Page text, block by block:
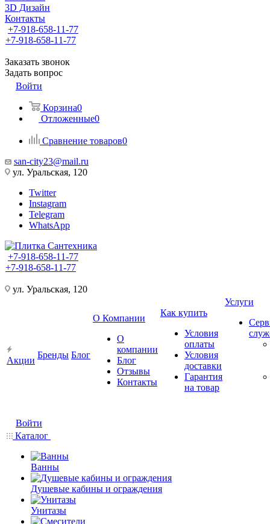
3D Дизайн
Контакты
+7-918-658-11-77
+7-918-658-11-77
Заказать звонок
Задать вопрос
Войти
Корзина0
Отложенные0
Сравнение товаров0
san-city23@mail.ru
ул. Уральская, 120
Twitter
Instagram
Telegram
WhatsApp
+7-918-658-11-77
+7-918-658-11-77
ул. Уральская, 120
Акции
Бренды Блог
О Компании
О
компании
Блог
Отзывы
Контакты
Как купить
Условия
оплаты
Условия
доставки
Гарантия
на товар
Услуги
Войти
Каталог
Ванны
Душевые кабины и ограждения
Унитазы